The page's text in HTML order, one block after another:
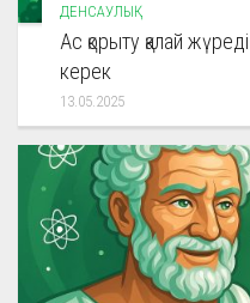
ДЕНСАУЛЫҚ
Ас қорыту қалай
керек
13.05.2025